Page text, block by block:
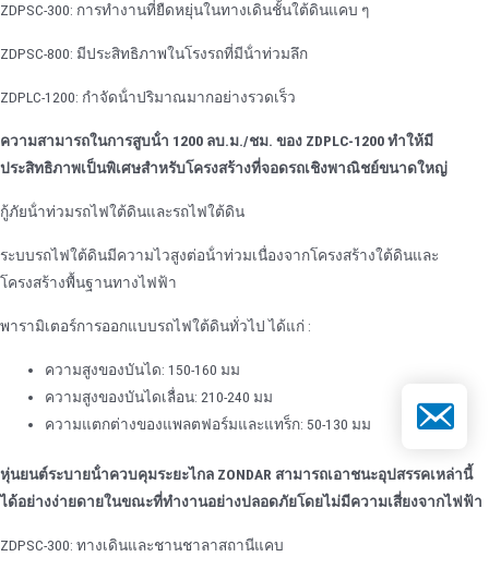
ZDPSC-300: การทํางานที่ยืดหยุ่นในทางเดินชั้นใต้ดินแคบ ๆ
ZDPSC-800: มีประสิทธิภาพในโรงรถที่มีน้ําท่วมลึก
ZDPLC-1200: กําจัดน้ําปริมาณมากอย่างรวดเร็ว
ความสามารถในการสูบน้ํา 1200 ลบ.ม./ชม. ของ ZDPLC-1200 ทําให้มี
ประสิทธิภาพเป็นพิเศษสําหรับโครงสร้างที่จอดรถเชิงพาณิชย์ขนาดใหญ่
กู้ภัยน้ําท่วมรถไฟใต้ดินและรถไฟใต้ดิน
ระบบรถไฟใต้ดินมีความไวสูงต่อน้ําท่วมเนื่องจากโครงสร้างใต้ดินและ
โครงสร้างพื้นฐานทางไฟฟ้า
พารามิเตอร์การออกแบบรถไฟใต้ดินทั่วไป ได้แก่ :
ความสูงของบันได: 150-160 มม
ความสูงของบันไดเลื่อน: 210-240 มม
ความแตกต่างของแพลตฟอร์มและแทร็ก: 50-130 มม
หุ่นยนต์ระบายน้ําควบคุมระยะไกล ZONDAR สามารถเอาชนะอุปสรรคเหล่านี้
ได้อย่างง่ายดายในขณะที่ทํางานอย่างปลอดภัยโดยไม่มีความเสี่ยงจากไฟฟ้า
ZDPSC-300: ทางเดินและชานชาลาสถานีแคบ
อีเมล